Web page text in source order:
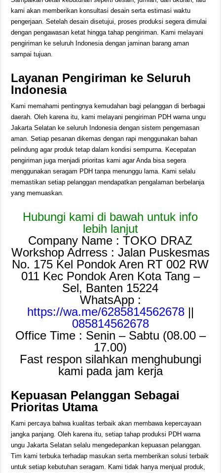
kami akan memberikan konsultasi desain serta estimasi waktu
pengerjaan. Setelah desain disetujui, proses produksi segera dimulai
dengan pengawasan ketat hingga tahap pengiriman. Kami melayani
pengiriman ke seluruh Indonesia dengan jaminan barang aman
sampai tujuan.
Layanan Pengiriman ke Seluruh
Indonesia
Kami memahami pentingnya kemudahan bagi pelanggan di berbagai
daerah. Oleh karena itu, kami melayani pengiriman PDH warna ungu
Jakarta Selatan ke seluruh Indonesia dengan sistem pengemasan
aman. Setiap pesanan dikemas dengan rapi menggunakan bahan
pelindung agar produk tetap dalam kondisi sempurna. Kecepatan
pengiriman juga menjadi prioritas kami agar Anda bisa segera
menggunakan seragam PDH tanpa menunggu lama. Kami selalu
memastikan setiap pelanggan mendapatkan pengalaman berbelanja
yang memuaskan.
Hubungi kami di bawah untuk info
lebih lanjut
Company Name : TOKO DRAZ
Workshop Adrress : Jalan Puskesmas
No. 175 Kel Pondok Aren RT 002 RW
011 Kec Pondok Aren Kota Tang –
Sel, Banten 15224
WhatsApp :
https://wa.me/6285814562678||
085814562678
Office Time : Senin – Sabtu (08.00 –
17.00)
Fast respon silahkan menghubungi
kami pada jam kerja
Kepuasan Pelanggan Sebagai
Prioritas Utama
Kami percaya bahwa kualitas terbaik akan membawa kepercayaan
jangka panjang. Oleh karena itu, setiap tahap produksi PDH warna
ungu Jakarta Selatan selalu mengedepankan kepuasan pelanggan.
Tim kami terbuka terhadap masukan serta memberikan solusi terbaik
untuk setiap kebutuhan seragam. Kami tidak hanya menjual produk,